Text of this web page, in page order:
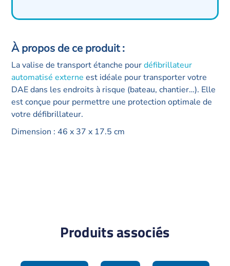
La valise de transport étanche pourdéfibrillateur
automatisé externe est idéale pour transporter votre
DAE dans les endroits à risque (bateau, chantier…). Elle
est conçue pour permettre une protection optimale de
votre défibrillateur.
Dimension : 46 x 37 x 17.5 cm
Produits associés